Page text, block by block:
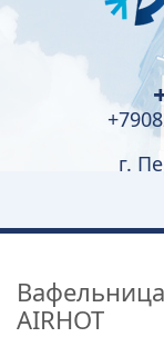
г.
AIRHOT